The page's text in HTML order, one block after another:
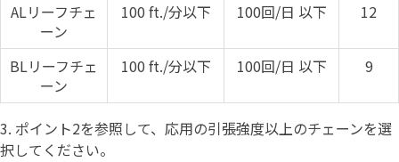
ALリーフチェ
ーン
100 ft./分以下 100回/日 以下 12
BLリーフチェ
ーン
100 ft./分以下 100回/日 以下 9
3. ポイント2を参照して、応用の引張強度以上のチェーンを選
択してください。